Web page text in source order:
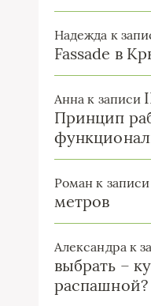
Надежда к
Fassade в
Анна к записи
Принцип
Роман к
метров
Александрак
выбрать –
распашной?